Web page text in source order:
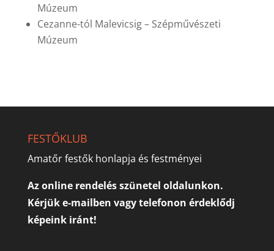
Múzeum
Cezanne-tól Malevicsig – Szépművészeti
Múzeum
FESTŐKLUB
Amatőr festők honlapja és festményei
Az online rendelés szünetel oldalunkon.
Kérjük e-mailben vagy telefonon érdeklődj
képeink iránt!